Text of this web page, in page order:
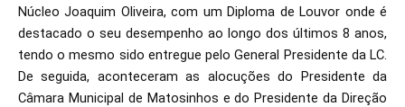
Núcleo Joaquim Oliveira, com um Diploma de Louvor onde é
destacado o seu desempenho ao longo dos últimos 8 anos,
tendo o mesmo sido entregue pelo General Presidente da LC.
De seguida, aconteceram as alocuções do Presidente da
Câmara Municipal de Matosinhos e do Presidente da Direção